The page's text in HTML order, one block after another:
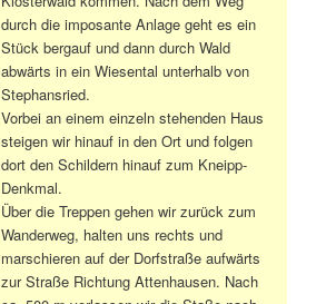
durch die imposante Anlage geht es ein
Stück bergauf und dann durch Wald
abwärts in ein Wiesental unterhalb von
Stephansried.
Vorbei an einem einzeln stehenden Haus
steigen wir hinauf in den Ort und folgen
dort den Schildern hinauf zum Kneipp-
Denkmal.
Über die Treppen gehen wir zurück zum
Wanderweg, halten uns rechts und
marschieren auf der Dorfstraße aufwärts
zur Straße Richtung Attenhausen. Nach